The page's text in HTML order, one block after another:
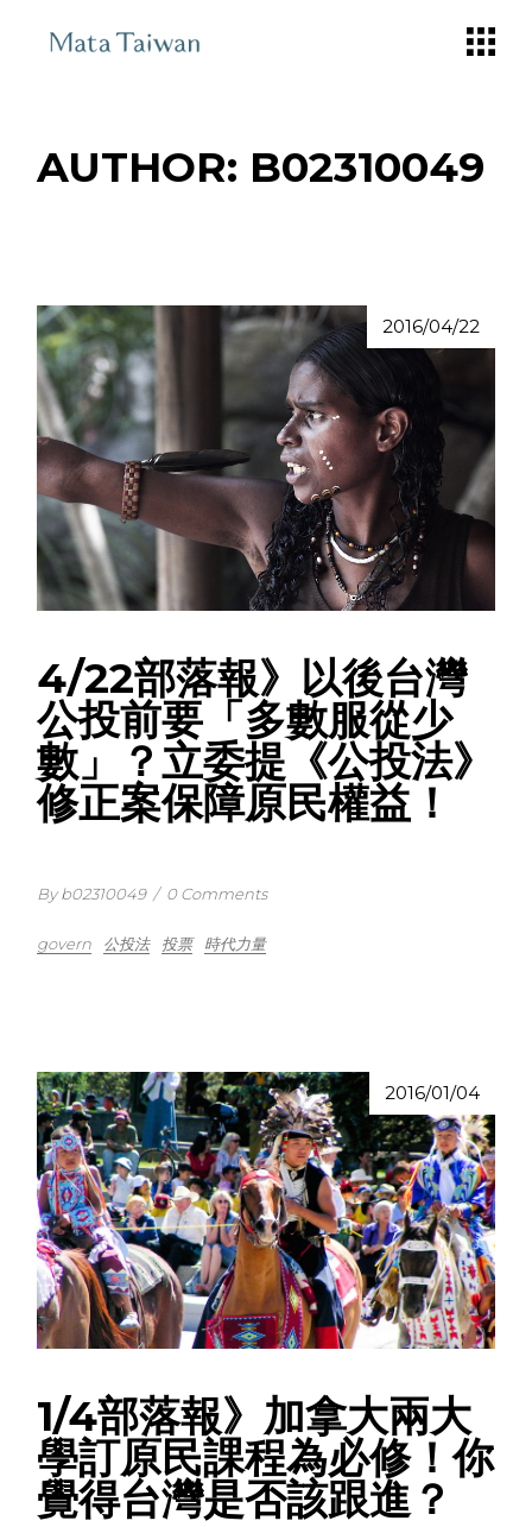
AUTHOR: B02310049
2016/04/22
4/22部落報》以後台灣
公投前要「多數服從少
數」？立委提《公投法》
修正案保障原民權益！
By b02310049 / 0 Comments
govern 公投法 投票 時代力量
2016/01/04
1/4部落報》加拿大兩大
學訂原民課程為必修！你
覺得台灣是否該跟進？